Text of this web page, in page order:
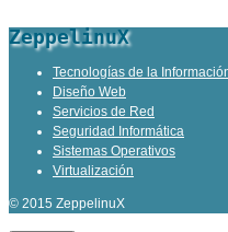
ZeppelinuX
Tecnologías de la
Diseño Web
Servicios de Red
Seguridad Informática
Sistemas Operativos
Virtualización
© 2015 ZeppelinuX